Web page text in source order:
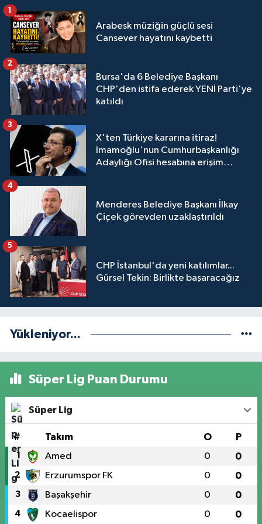
Arabesk müziğin güçlü sesi
Cansever hayatını kaybetti
1
Bursa'da 6 Belediye Başkanı
CHP'den istifa ederek YENİ Parti'ye
katıldı
2
X'ten Türkiye kararına itiraz!
İmamoğlu'nun Cumhurbaşkanlığı
Adaylığı Ofisi hesabına erişim
3
Menderes Belediye Başkanı İlkay
Çiçek görevden uzaklaştırıldı
4
CHP İstanbul'da yeni katılımlar...
Gürsel Tekin: Birlikte başaracağız
5
Yükleniyor...
Süper Lig Puan Durumu
Süper Lig
# Takım O P
1 Amed 0 0
2 Erzurumspor FK 0 0
3 Başakşehir 0 0
4 Kocaelispor 0 0